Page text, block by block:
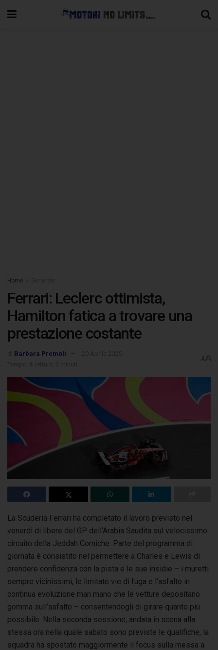
Home
Ferrari: Leclerc ottimista,
Hamilton fatica a trovare una
prestazione costante
Barbara Premoli
AA
La Scuderia Ferrari ha completato il lavoro previsto nel
venerdì di libere del GP dell’Arabia Saudita sul velocissimo
circuito della Jeddah Corniche. Parte del programma di
giornata è consistito nel permettere a Charles e Lewis di
prendere confidenza con la pista e le sue insidie – i muretti
sempre vicinissimi, le limitate vie di fuga e l’asfalto in
continua evoluzione man mano che le vetture depositano
gomma sull’asfalto – consentendogli di girare quanto più
possibile. Nella seconda sessione, andata in scena alla
stessa ora nella quale sabato sono previste le qualifiche, la
squadra ha spostato maggiormente il focus sulla messa a